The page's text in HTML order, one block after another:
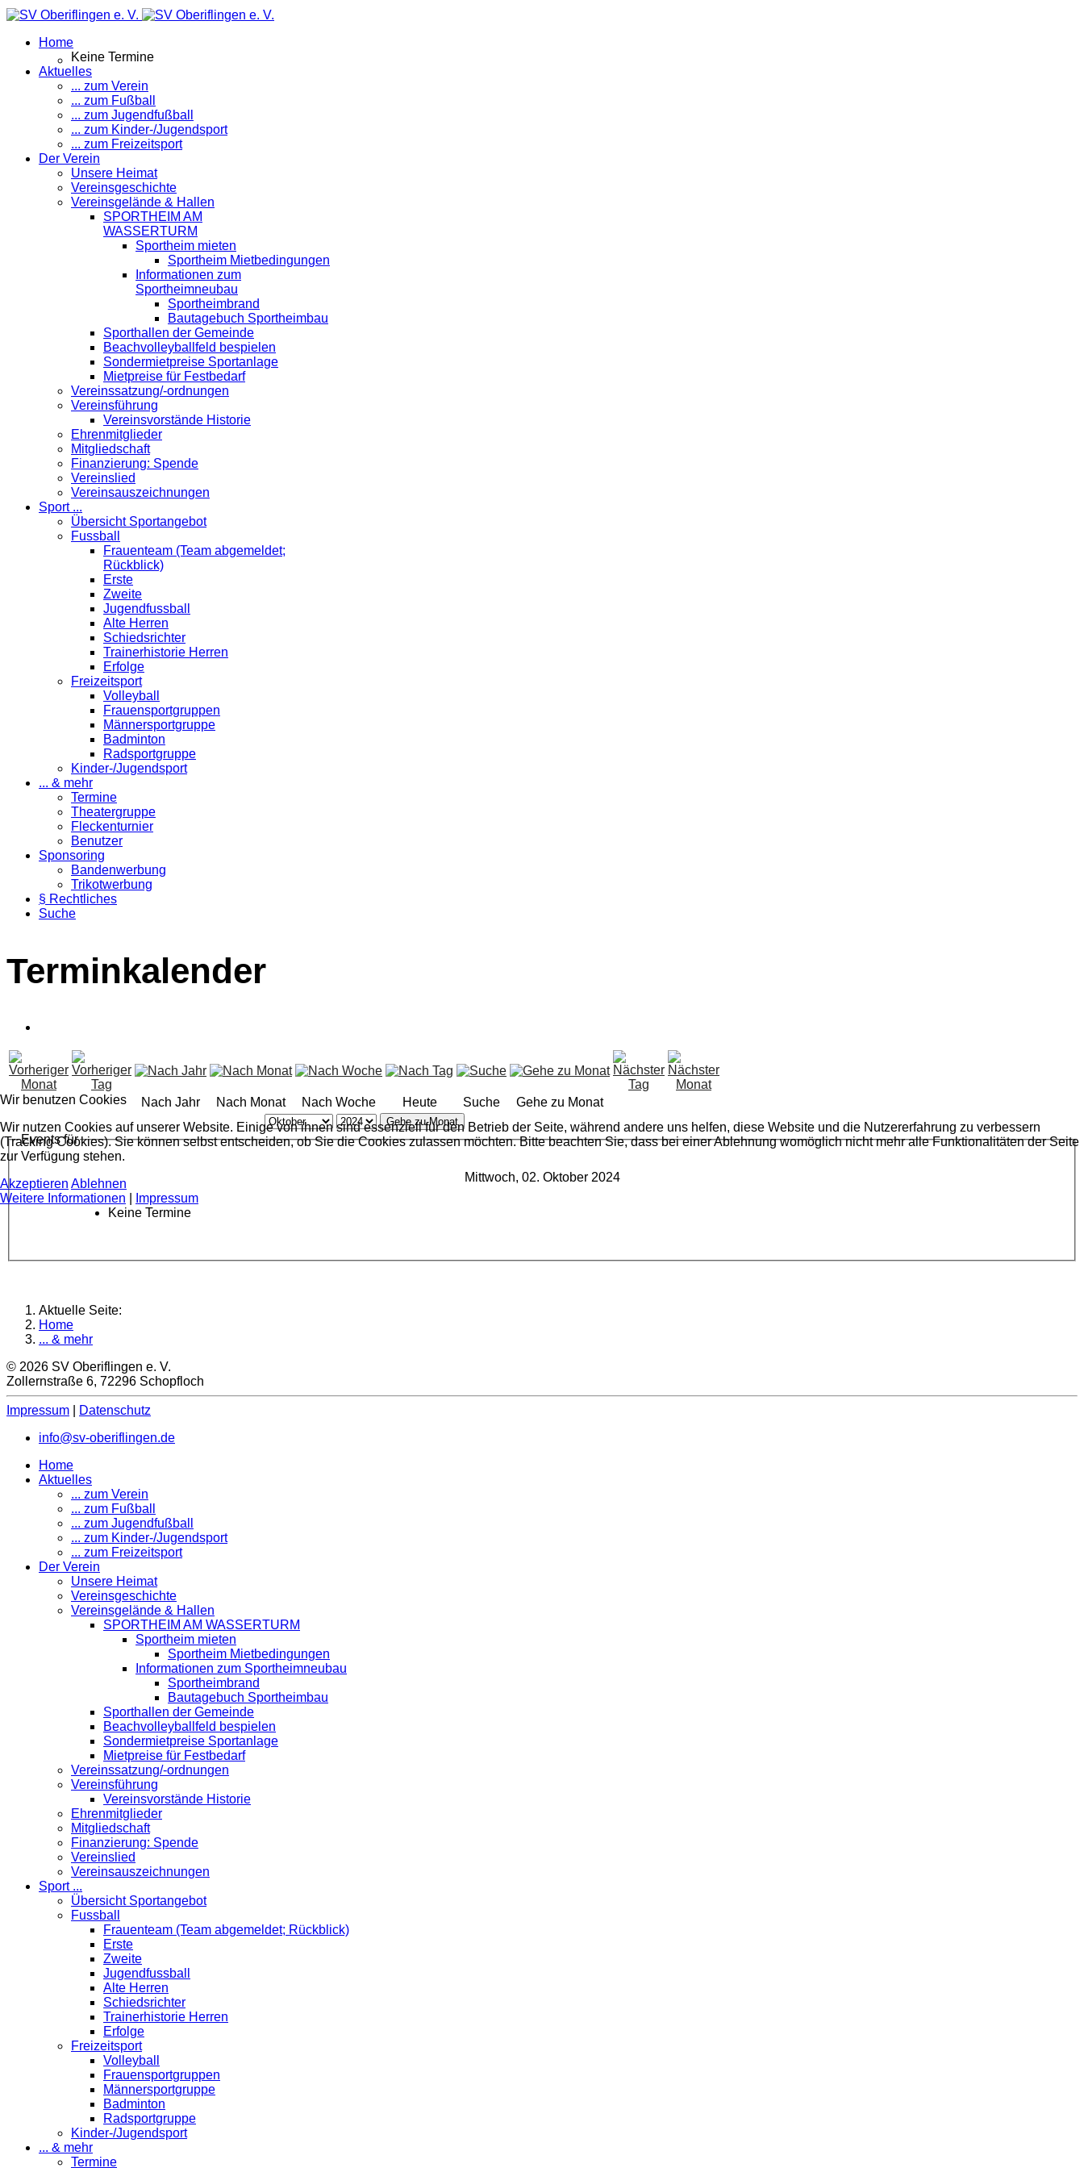
Home
Keine Termine
Aktuelles
... zum Verein
... zum Fußball
... zum Jugendfußball
... zum Kinder-/Jugendsport
... zum Freizeitsport
Der Verein
Unsere Heimat
Vereinsgeschichte
Vereinsgelände & Hallen
SPORTHEIM AM
WASSERTURM
Sportheim mieten
Sportheim Mietbedingungen
Informationen zum
Sportheimneubau
Sportheimbrand
Bautagebuch Sportheimbau
Sporthallen der Gemeinde
Beachvolleyballfeld bespielen
Sondermietpreise Sportanlage
Mietpreise für Festbedarf
Vereinssatzung/-ordnungen
Vereinsführung
Vereinsvorstände Historie
Ehrenmitglieder
Mitgliedschaft
Finanzierung: Spende
Vereinslied
Vereinsauszeichnungen
Sport ...
Übersicht Sportangebot
Fussball
Frauenteam (Team abgemeldet;
Rückblick)
Erste
Zweite
Jugendfussball
Alte Herren
Schiedsrichter
Trainerhistorie Herren
Erfolge
Freizeitsport
Volleyball
Frauensportgruppen
Männersportgruppe
Badminton
Radsportgruppe
Kinder-/Jugendsport
... & mehr
Termine
Theatergruppe
Fleckenturnier
Benutzer
Sponsoring
Bandenwerbung
Trikotwerbung
§ Rechtliches
Suche
Terminkalender
Nach Jahr Nach Monat Nach Woche Heute Suche Gehe zu Monat
Gehe zu Monat
Events für
Mittwoch, 02. Oktober 2024
Keine Termine
Aktuelle Seite:
Home
... & mehr
© 2026 SV Oberiflingen e. V.
Zollernstraße 6, 72296 Schopfloch
Impressum
Datenschutz
info@sv-oberiflingen.de
Home
Aktuelles
... zum Verein
... zum Fußball
... zum Jugendfußball
... zum Kinder-/Jugendsport
... zum Freizeitsport
Der Verein
Unsere Heimat
Vereinsgeschichte
Vereinsgelände & Hallen
SPORTHEIM AM WASSERTURM
Sportheim mieten
Sportheim Mietbedingungen
Informationen zum Sportheimneubau
Sportheimbrand
Bautagebuch Sportheimbau
Sporthallen der Gemeinde
Beachvolleyballfeld bespielen
Sondermietpreise Sportanlage
Mietpreise für Festbedarf
Vereinssatzung/-ordnungen
Vereinsführung
Vereinsvorstände Historie
Ehrenmitglieder
Mitgliedschaft
Finanzierung: Spende
Vereinslied
Vereinsauszeichnungen
Sport ...
Übersicht Sportangebot
Fussball
Frauenteam (Team abgemeldet; Rückblick)
Erste
Zweite
Jugendfussball
Alte Herren
Schiedsrichter
Trainerhistorie Herren
Erfolge
Freizeitsport
Volleyball
Frauensportgruppen
Männersportgruppe
Badminton
Radsportgruppe
Kinder-/Jugendsport
... & mehr
Termine
Wir benutzen Cookies
Wir nutzen Cookies auf unserer Website. Einige von ihnen sind essenziell für den Betrieb der Seite, während andere uns helfen, diese Website und die Nutzererfahrung zu verbessern
(Tracking Cookies). Sie können selbst entscheiden, ob Sie die Cookies zulassen möchten. Bitte beachten Sie, dass bei einer Ablehnung womöglich nicht mehr alle Funktionalitäten der Seite
zur Verfügung stehen.
Akzeptieren Ablehnen
Weitere Informationen
Impressum